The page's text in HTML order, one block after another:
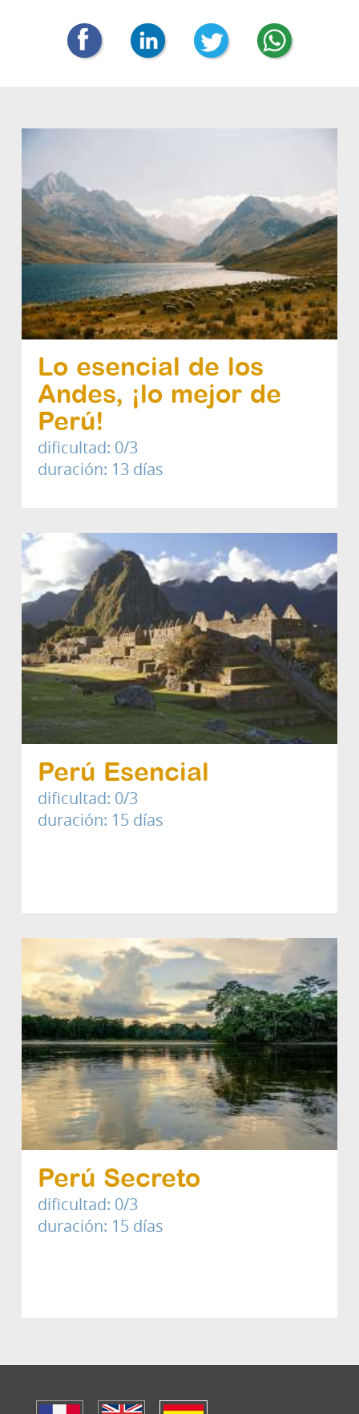
Lo esencial de los
Andes, ¡lo mejor de
Perú!
dificultad: 0/3
duración: 13 días
Perú Esencial
dificultad: 0/3
duración: 15 días
Perú Secreto
dificultad: 0/3
duración: 15 días